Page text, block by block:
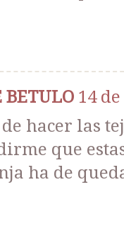
BETULO 14
de hacer las
que
ha de